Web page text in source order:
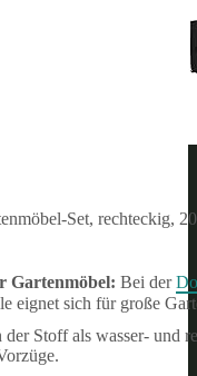
Set, rechteckig,
Gartenmöbel: Bei der
eignet sich für große
Stoff als wasser- und